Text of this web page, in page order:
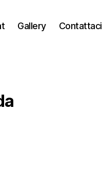
Gallery Contattaci